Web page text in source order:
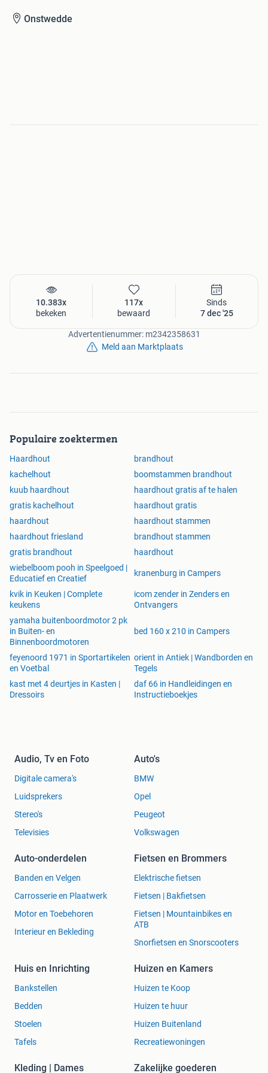
Onstwedde
10.383x
bekeken
117x
bewaard
Sinds
7 dec '25
Advertentienummer: m2342358631
Meld aan Marktplaats
Populaire zoektermen
Haardhout
brandhout
kachelhout
boomstammen brandhout
kuub haardhout
haardhout gratis af te halen
gratis kachelhout
haardhout gratis
haardhout
haardhout stammen
haardhout friesland
brandhout stammen
gratis brandhout
haardhout
wiebelboom pooh in Speelgoed |
Educatief en Creatief
kranenburg in Campers
kvik in Keuken | Complete
keukens
icom zender in Zenders en
Ontvangers
yamaha buitenboordmotor 2 pk
in Buiten- en
Binnenboordmotoren
bed 160 x 210 in Campers
feyenoord 1971 in Sportartikelen
en Voetbal
orient in Antiek | Wandborden en
Tegels
kast met 4 deurtjes in Kasten |
Dressoirs
daf 66 in Handleidingen en
Instructieboekjes
Audio, Tv en Foto
Digitale camera's
Luidsprekers
Stereo's
Televisies
Auto's
BMW
Opel
Peugeot
Volkswagen
Auto-onderdelen
Banden en Velgen
Carrosserie en Plaatwerk
Motor en Toebehoren
Interieur en Bekleding
Fietsen en Brommers
Elektrische fietsen
Fietsen | Bakfietsen
Fietsen | Mountainbikes en
ATB
Snorfietsen en Snorscooters
Huis en Inrichting
Bankstellen
Bedden
Stoelen
Tafels
Huizen en Kamers
Huizen te Koop
Huizen te huur
Huizen Buitenland
Recreatiewoningen
Kleding | Dames Zakelijke goederen